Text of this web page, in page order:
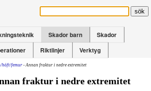
Skador barn
Skador
Riktlinjer Verktyg
höft/femur - Annan fraktur i nedre extremitet
fraktur i nedre extremitet